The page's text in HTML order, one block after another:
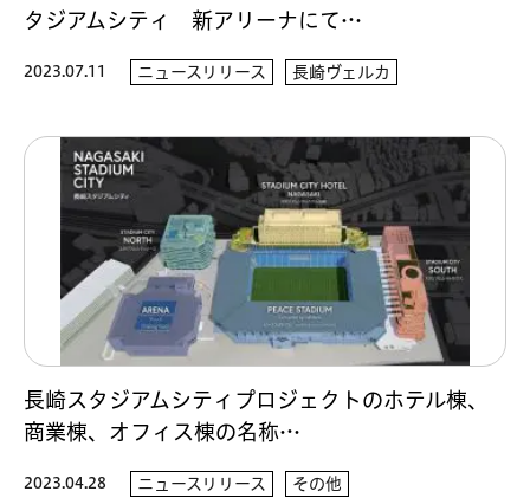
タジアムシティ 新アリーナにて…
2023.07.11 ニュースリリース 長崎ヴェルカ
長崎スタジアムシティプロジェクトのホテル棟、
商業棟、オフィス棟の名称…
2023.04.28 ニュースリリース その他